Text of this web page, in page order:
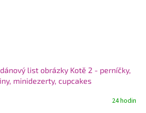
list obrázky Kotě 2 - perníčky,
minidezerty, cupcakes
24 hodin